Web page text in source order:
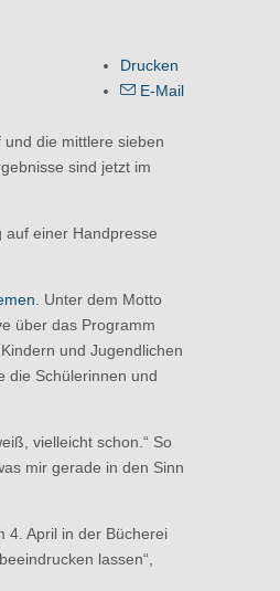
Drucken
E-Mail
die mittlere sieben
sind jetzt im
auf einer Handpresse
. Unter dem Motto
über das Programm
und Jugendlichen
die Schülerinnen und
vielleicht schon.“ So
mir gerade in den Sinn
4. April in der Bücherei
lassen“,